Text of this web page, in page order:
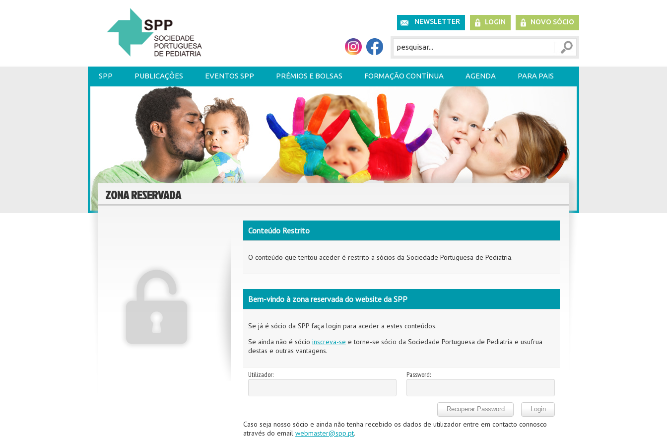
NEWSLETTER LOGIN NOVO SÓCIO
SPP PUBLICAÇÕES EVENTOS SPP PRÉMIOS E BOLSAS FORMAÇÃO CONTÍNUA AGENDA PARA PAIS
ZONA RESERVADA
Conteúdo Restrito
O conteúdo que tentou aceder é restrito a sócios da Sociedade Portuguesa de Pediatria.
Bem-vindo à zona reservada do website da SPP
Se já é sócio da SPP faça login para aceder a estes conteúdos.
Se ainda não é sócio inscreva-se e torne-se sócio da Sociedade Portuguesa de Pediatria e usufrua
destas e outras vantagens.
Utilizador: Password:
Caso seja nosso sócio e ainda não tenha recebido os dados de utilizador entre em contacto connosco
através do email webmaster@spp.pt.